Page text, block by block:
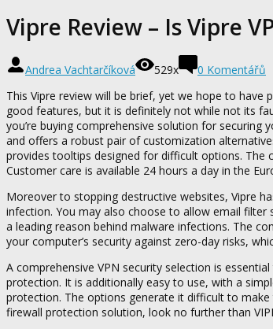
Vipre Review – Is Vipre
Andrea Vachtarčíková 529x
0 Komentářů
This Vipre review will be brief, yet we hope to
good features, but it is definitely not while not its
you’re buying comprehensive solution for
and offers a robust pair of customization
provides tooltips designed for difficult options. The
Customer care is available 24 hours a day in the
Moreover to stopping destructive websites, Vipre
infection. You may also choose to allow email filter
a leading reason behind malware infections. The
your computer’s security against zero-day risks,
A comprehensive VPN security selection is
protection. It is additionally easy to use, with a
protection. The options generate it difficult to
firewall protection solution, look no further than